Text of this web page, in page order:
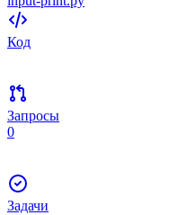
Код
Запросы
0
Задачи